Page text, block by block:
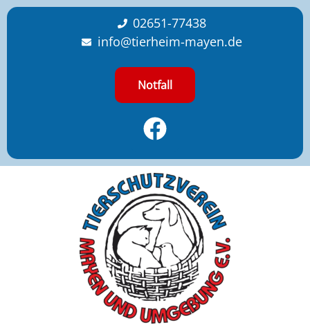
content
02651-77438
info@tierheim-mayen.de
Notfall